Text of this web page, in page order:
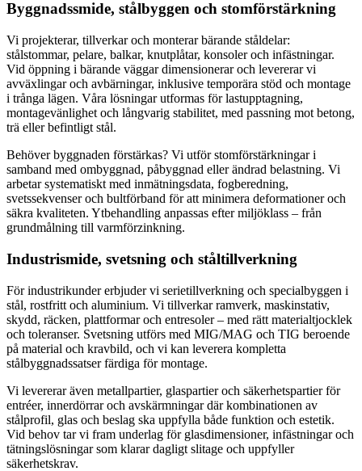
Byggnadssmide, stålbyggen och stomförstärkning
Vi projekterar, tillverkar och monterar bärande ståldelar:
stålstommar, pelare, balkar, knutplåtar, konsoler och infästningar.
Vid öppning i bärande väggar dimensionerar och levererar vi
avväxlingar och avbärningar, inklusive temporära stöd och montage
i trånga lägen. Våra lösningar utformas för lastupptagning,
montagevänlighet och långvarig stabilitet, med passning mot betong,
trä eller befintligt stål.
Behöver byggnaden förstärkas? Vi utför stomförstärkningar i
samband med ombyggnad, påbyggnad eller ändrad belastning. Vi
arbetar systematiskt med inmätningsdata, fogberedning,
svetssekvenser och bultförband för att minimera deformationer och
säkra kvaliteten. Ytbehandling anpassas efter miljöklass – från
grundmålning till varmförzinkning.
Industrismide, svetsning och ståltillverkning
För industrikunder erbjuder vi serietillverkning och specialbyggen i
stål, rostfritt och aluminium. Vi tillverkar ramverk, maskinstativ,
skydd, räcken, plattformar och entresoler – med rätt materialtjocklek
och toleranser. Svetsning utförs med MIG/MAG och TIG beroende
på material och kravbild, och vi kan leverera kompletta
stålbyggnadssatser färdiga för montage.
Vi levererar även metallpartier, glaspartier och säkerhetspartier för
entréer, innerdörrar och avskärmningar där kombinationen av
stålprofil, glas och beslag ska uppfylla både funktion och estetik.
Vid behov tar vi fram underlag för glasdimensioner, infästningar och
tätningslösningar som klarar dagligt slitage och uppfyller
säkerhetskrav.